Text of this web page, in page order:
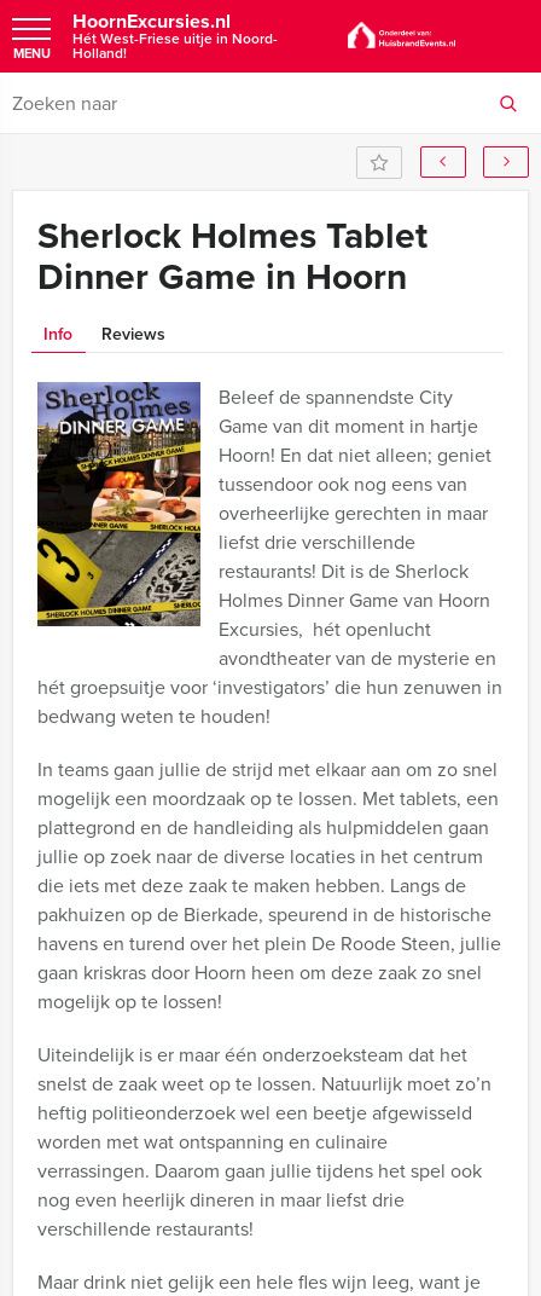
HoornExcursies.nl
Hét West-Friese uitje in Noord-
Holland!
MENU
Sherlock Holmes Tablet
Dinner Game in Hoorn
Info Reviews
Beleef de spannendste City
Game van dit moment in hartje
Hoorn! En dat niet alleen; geniet
tussendoor ook nog eens van
overheerlijke gerechten in maar
liefst drie verschillende
restaurants! Dit is de Sherlock
Holmes Dinner Game van Hoorn
Excursies, hét openlucht
avondtheater van de mysterie en
hét groepsuitje voor ‘investigators’ die hun zenuwen in
bedwang weten te houden!
In teams gaan jullie de strijd met elkaar aan om zo snel
mogelijk een moordzaak op te lossen. Met tablets, een
plattegrond en de handleiding als hulpmiddelen gaan
jullie op zoek naar de diverse locaties in het centrum
die iets met deze zaak te maken hebben. Langs de
pakhuizen op de Bierkade, speurend in de historische
havens en turend over het plein De Roode Steen, jullie
gaan kriskras door Hoorn heen om deze zaak zo snel
mogelijk op te lossen!
Uiteindelijk is er maar één onderzoeksteam dat het
snelst de zaak weet op te lossen. Natuurlijk moet zo’n
heftig politieonderzoek wel een beetje afgewisseld
worden met wat ontspanning en culinaire
verrassingen. Daarom gaan jullie tijdens het spel ook
nog even heerlijk dineren in maar liefst drie
verschillende restaurants!
Maar drink niet gelijk een hele fles wijn leeg, want je